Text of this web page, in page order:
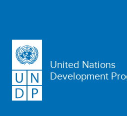
United Nations
Development